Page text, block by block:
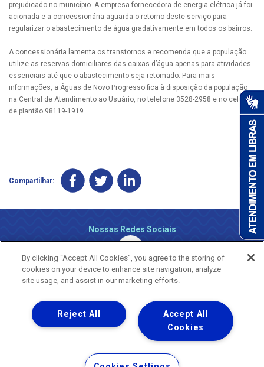
prejudicado no município. A empresa fornecedora de energia elétrica já foi
acionada e a concessionária aguarda o retorno deste serviço para
regularizar o abastecimento de água gradativamente em todos os bairros.
A concessionária lamenta os transtornos e recomenda que a população
utilize as reservas domiciliares das caixas d’água apenas para atividades
essenciais até que o abastecimento seja retomado. Para mais
informações, a Águas de Novo Progresso fica à disposição da população
na Central de Atendimento ao Usuário, no telefone 3528-2958 e no celular
de plantão 98119-1919.
Compartilhar:
Nossas Redes Sociais
Uma empresa
Copyright ® 2026 - Todos os Direitos Reservados.
Nossa natureza movimenta a vida
Termos Gerais de Uso de Sites e Aplicativos
By clicking “Accept All Cookies”, you agree to the storing of
cookies on your device to enhance site navigation, analyze
site usage, and assist in our marketing efforts.
Accept All
Cookies
Reject All